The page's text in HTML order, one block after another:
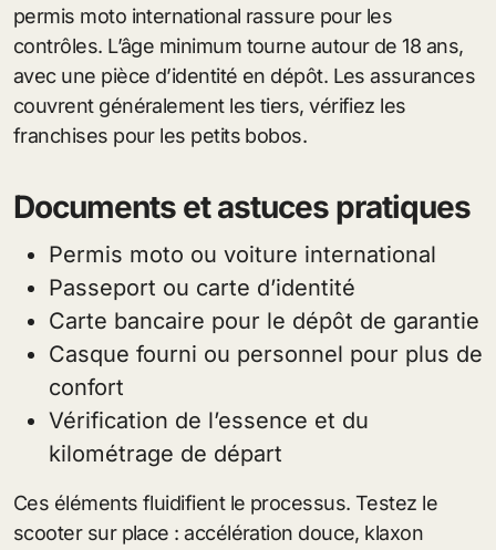
permis moto international rassure pour les
contrôles. L’âge minimum tourne autour de 18 ans,
avec une pièce d’identité en dépôt. Les assurances
couvrent généralement les tiers, vérifiez les
franchises pour les petits bobos.
Documents et astuces pratiques
Permis moto ou voiture international
Passeport ou carte d’identité
Carte bancaire pour le dépôt de garantie
Casque fourni ou personnel pour plus de
confort
Vérification de l’essence et du
kilométrage de départ
Ces éléments fluidifient le processus. Testez le
scooter sur place : accélération douce, klaxon